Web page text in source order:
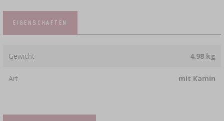
EIGENSCHAFTEN
Gewicht 4.98 kg
Art mit Kamin